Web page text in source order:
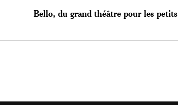
Bello, du grand théâtre pour les petits